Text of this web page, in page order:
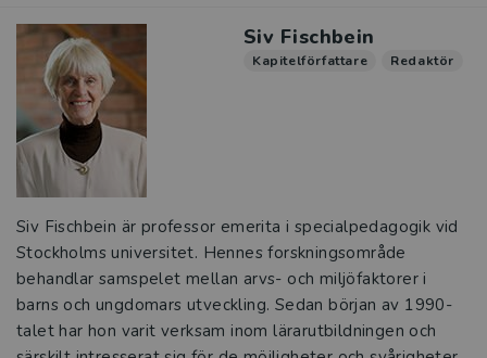
Siv Fischbein
Kapitelförfattare Redaktör
Siv Fischbein är professor emerita i specialpedagogik vid
Stockholms universitet. Hennes forskningsområde
behandlar samspelet mellan arvs- och miljöfaktorer i
barns och ungdomars utveckling. Sedan början av 1990-
talet har hon varit verksam inom lärarutbildningen och